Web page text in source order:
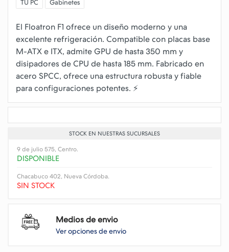
TU PC Gabinetes
El Floatron F1 ofrece un diseño moderno y una
excelente refrigeración. Compatible con placas base
M-ATX e ITX, admite GPU de hasta 350 mm y
disipadores de CPU de hasta 185 mm. Fabricado en
acero SPCC, ofrece una estructura robusta y fiable
STOCK EN NUESTRAS SUCURSALES
9 de julio 575, Centro.
DISPONIBLE
Chacabuco 402, Nueva Córdoba.
SIN STOCK
Medios de envio
Ver opciones de envio